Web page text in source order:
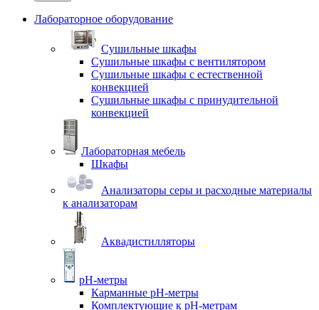
Лабораторное оборудование
Cушильные шкафы
Сушильные шкафы с вентилятором
Сушильные шкафы с естественной
конвекцией
Сушильные шкафы с принудительной
конвекцией
Лабораторная мебель
Шкафы
Анализаторы серы и расходные материалы
к анализаторам
Аквадистилляторы
pH-метры
Карманные pH-метры
Комплектующие к pH-метрам